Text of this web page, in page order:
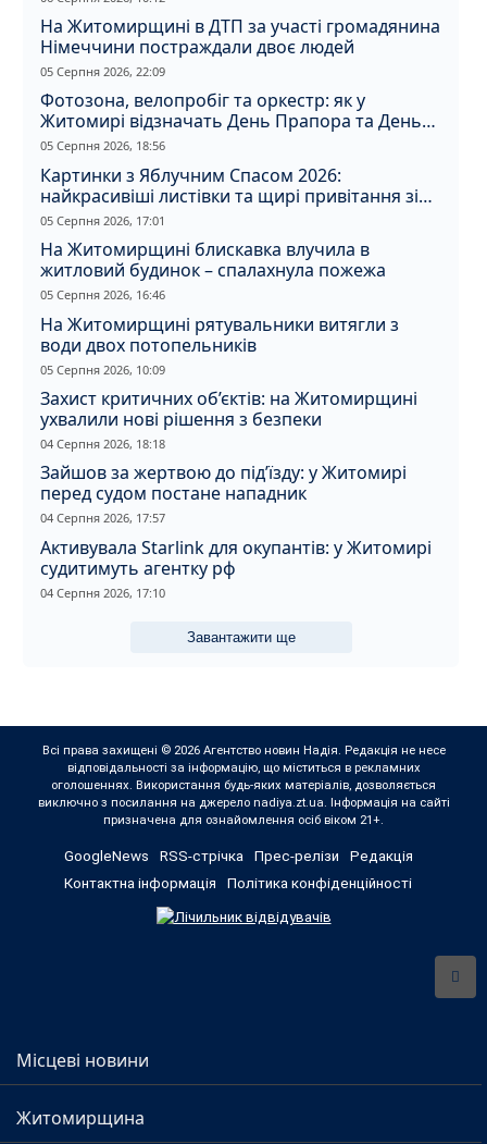
На Житомирщині в ДТП за участі громадянина
Німеччини постраждали двоє людей
05 Серпня 2026, 22:09
Фотозона, велопробіг та оркестр: як у
Житомирі відзначать День Прапора та День
Незалежності
05 Серпня 2026, 18:56
Картинки з Яблучним Спасом 2026:
найкрасивіші листівки та щирі привітання зі
святом
05 Серпня 2026, 17:01
На Житомирщині блискавка влучила в
житловий будинок – спалахнула пожежа
05 Серпня 2026, 16:46
На Житомирщині рятувальники витягли з
води двох потопельників
05 Серпня 2026, 10:09
Захист критичних об’єктів: на Житомирщині
ухвалили нові рішення з безпеки
04 Серпня 2026, 18:18
Зайшов за жертвою до під’їзду: у Житомирі
перед судом постане нападник
04 Серпня 2026, 17:57
Активувала Starlink для окупантів: у Житомирі
судитимуть агентку рф
04 Серпня 2026, 17:10
Завантажити ще
Всі права захищені © 2026 Агентство новин Надія. Редакція не несе
відповідальності за інформацію, що міститься в рекламних
оголошеннях. Використання будь-яких матеріалів, дозволяється
виключно з посилання на джерело nadiya.zt.ua. Інформація на сайті
призначена для ознайомлення осіб віком 21+.
GoogleNews RSS-стрічка Прес-релізи
Редакція
Контактна інформація
Політика конфіденційності
Місцеві новини
Житомирщина